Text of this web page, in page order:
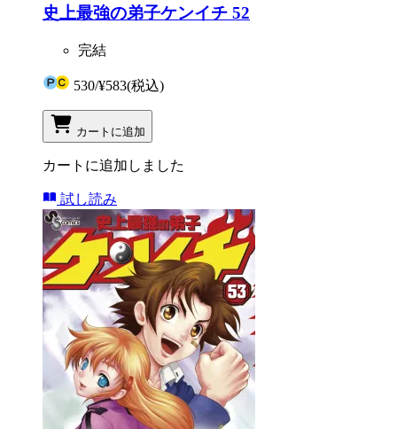
史上最強の弟子ケンイチ 52
完結
530/¥583(税込)
カートに追加
カートに追加しました
試し読み